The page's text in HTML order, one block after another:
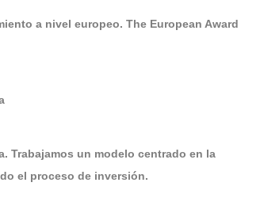
a nivel europeo. The European Award
Trabajamos un modelo centrado en la
el proceso de inversión.